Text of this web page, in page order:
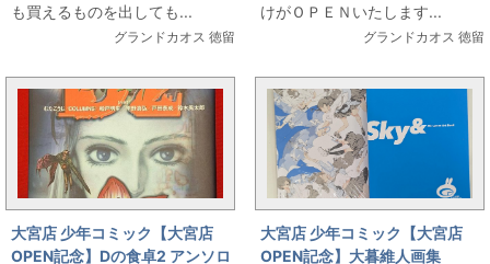
も買えるものを出しても...
グランドカオス 徳留
けがＯＰＥＮいたします...
グランドカオス 徳留
大宮店 少年コミック【大宮店
OPEN記念】Dの食卓2 アンソロ
大宮店 少年コミック【大宮店
OPEN記念】大暮維人画集